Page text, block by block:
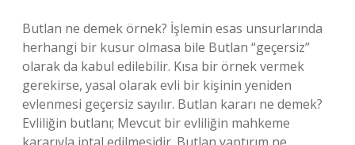
Butlan ne demek örnek? İşlemin esas unsurlarında
herhangi bir kusur olmasa bile Butlan “geçersiz”
olarak da kabul edilebilir. Kısa bir örnek vermek
gerekirse, yasal olarak evli bir kişinin yeniden
evlenmesi geçersiz sayılır. Butlan kararı ne demek?
Evliliğin butlanı; Mevcut bir evliliğin mahkeme